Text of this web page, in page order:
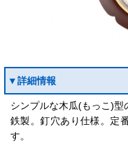
▼詳細情報
シンプルな木瓜(もっこ)型
鉄製。釘穴あり仕様。定
す。